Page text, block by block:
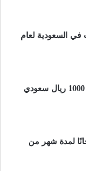
في السعودية لعام
لمدة شهر من